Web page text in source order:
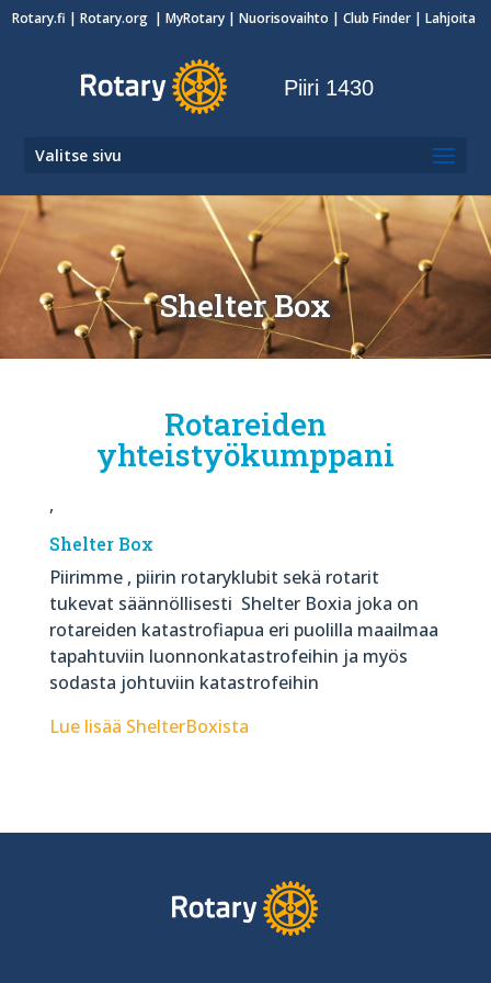
Rotary.fi |Rotary.org |MyRotary |Nuorisovaihto | Club Finder | Lahjoita
Piiri 1430
Valitse sivu
Shelter Box
Rotareiden
yhteistyökumppani
,
Shelter Box
Piirimme , piirin rotaryklubit sekä rotarit
tukevat säännöllisesti Shelter Boxia joka on
rotareiden katastrofiapua eri puolilla maailmaa
tapahtuviin luonnonkatastrofeihin ja myös
sodasta johtuviin katastrofeihin
Lue lisää ShelterBoxista